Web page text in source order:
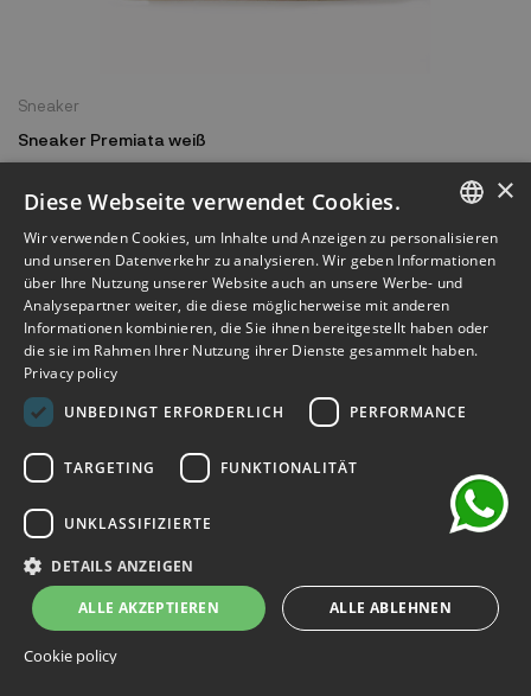
Sneaker
Sneaker Premiata weiß
-20%
ITALIAN
ENGLISH
FRENCH
SPANISH
×
Diese Webseite verwendet Cookies.
Wir verwenden Cookies, um Inhalte und Anzeigen zu personalisieren
und unseren Datenverkehr zu analysieren. Wir geben Informationen
über Ihre Nutzung unserer Website auch an unsere Werbe- und
Analysepartner weiter, die diese möglicherweise mit anderen
Informationen kombinieren, die Sie ihnen bereitgestellt haben oder
die sie im Rahmen Ihrer Nutzung ihrer Dienste gesammelt haben.
Privacy policy
UNBEDINGT ERFORDERLICH
PERFORMANCE
TARGETING FUNKTIONALITÄT
UNKLASSIFIZIERTE
DETAILS ANZEIGEN
ALLE AKZEPTIEREN ALLE ABLEHNEN
Cookie policy